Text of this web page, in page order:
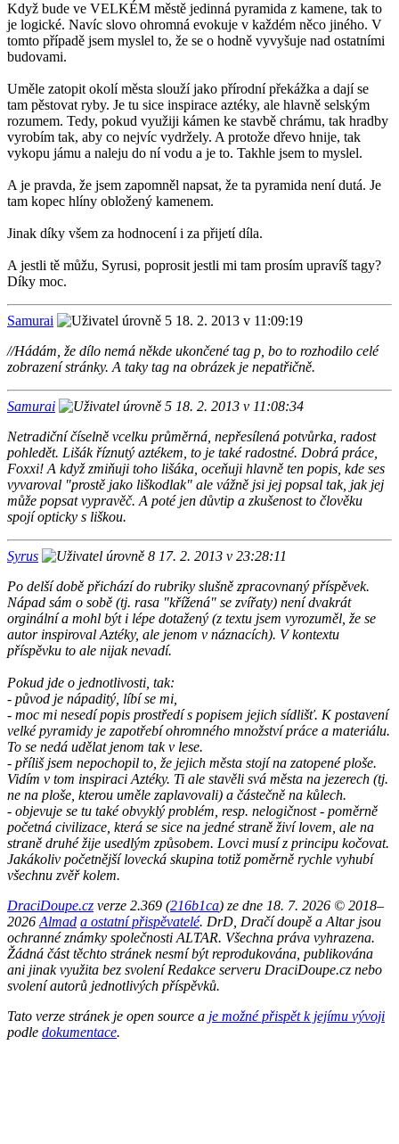
Když bude ve VELKÉM městě jedinná pyramida z kamene, tak to
je logické. Navíc slovo ohromná evokuje v každém něco jiného. V
tomto případě jsem myslel to, že se o hodně vyvyšuje nad ostatními
budovami.
Uměle zatopit okolí města slouží jako přírodní překážka a dají se
tam pěstovat ryby. Je tu sice inspirace aztéky, ale hlavně selským
rozumem. Tedy, pokud využiji kámen ke stavbě chrámu, tak hradby
vyrobím tak, aby co nejvíc vydržely. A protože dřevo hnije, tak
vykopu jámu a naleju do ní vodu a je to. Takhle jsem to myslel.
A je pravda, že jsem zapomněl napsat, že ta pyramida není dutá. Je
tam kopec hlíny obložený kamenem.
Jinak díky všem za hodnocení i za přijetí díla.
A jestli tě můžu, Syrusi, poprosit jestli mi tam prosím upravíš tagy?
Díky moc.
Samurai
18. 2. 2013 v 11:09:19
//Hádám, že dílo nemá někde ukončené tag p, bo to rozhodilo celé
zobrazení stránky. A taky tag na obrázek je nepatřičně.
Samurai
18. 2. 2013 v 11:08:34
Netradiční číselně vcelku průměrná, nepřesílená potvůrka, radost
pohledět. Lišák říznutý aztékem, to je také radostné. Dobrá práce,
Foxxi! A když zmiňuji toho lišáka, oceňuji hlavně ten popis, kde ses
vyvaroval "prostě jako liškodlak" ale vážně jsi jej popsal tak, jak jej
může popsat vypravěč. A poté jen důvtip a zkušenost to člověku
spojí opticky s liškou.
Syrus
17. 2. 2013 v 23:28:11
Po delší době přichází do rubriky slušně zpracovnaný příspěvek.
Nápad sám o sobě (tj. rasa "křížená" se zvířaty) není dvakrát
orginální a mohl být i lépe dotažený (z textu jsem vyrozuměl, že se
autor inspiroval Aztéky, ale jenom v náznacích). V kontextu
příspěvku to ale nijak nevadí.
Pokud jde o jednotlivosti, tak:
- původ je nápaditý, líbí se mi,
- moc mi nesedí popis prostředí s popisem jejich sídlišť. K postavení
velké pyramidy je zapotřebí ohromného množství práce a materiálu.
To se nedá udělat jenom tak v lese.
- příliš jsem nepochopil to, že jejich města stojí na zatopené ploše.
Vidím v tom inspiraci Aztéky. Ti ale stavěli svá města na jezerech (tj.
ne na ploše, kterou uměle zaplavovali) a částečně na kůlech.
- objevuje se tu také obvyklý problém, resp. nelogičnost - poměrně
početná civilizace, která se sice na jedné straně živí lovem, ale na
straně druhé žije usedlým způsobem. Lovci musí z principu kočovat.
Jakákoliv početnější lovecká skupina totiž poměrně rychle vyhubí
všechnu zvěř kolem.
DraciDoupe.cz verze 2.369 (216b1ca) ze dne 18. 7. 2026 © 2018–
2026 Almad a ostatní přispěvatelé. DrD, Dračí doupě a Altar jsou
ochranné známky společnosti ALTAR. Všechna práva vyhrazena.
Žádná část těchto stránek nesmí být reprodukována, publikována
ani jinak využita bez svolení Redakce serveru DraciDoupe.cz nebo
svolení autorů jednotlivých příspěvků.
Tato verze stránek je open source a je možné přispět k jejímu vývoji
podle dokumentace.